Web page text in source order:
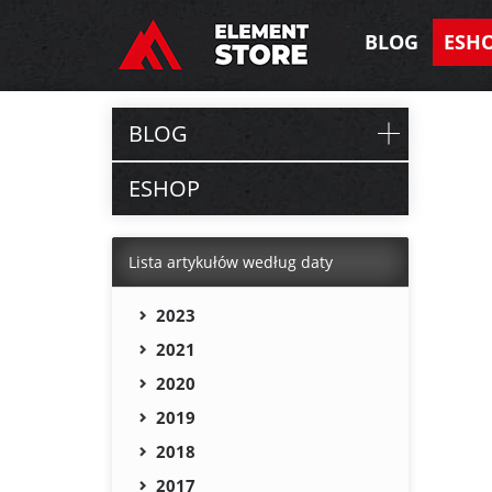
BLOG
BLOG
ESHOP
Lista artykułów według daty
2023
2021
2020
2019
2018
2017